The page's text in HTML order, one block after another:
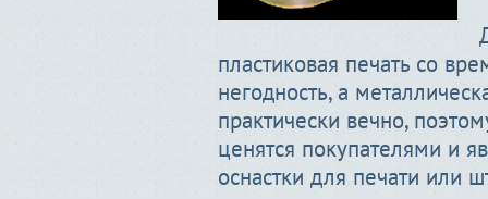
пластиковая печать со
негодность, а
практически вечно,
ценятся покупателями и
оснастки для печати или